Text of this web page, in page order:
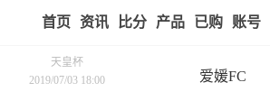
首页 赢家视点赛事比分实战版入口
我的
天皇杯
2019/07/03 18:00
爱媛FC